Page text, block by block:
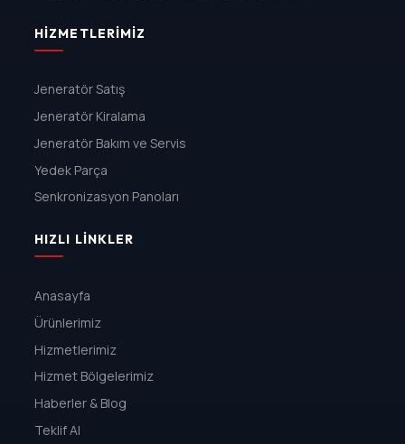
HIZMETLERIMIZ
Jeneratör Satış
Jeneratör Kiralama
Jeneratör Bakım ve Servis
Yedek Parça
Senkronizasyon Panoları
HIZLI LINKLER
Anasayfa
Ürünlerimiz
Hizmetlerimiz
Hizmet Bölgelerimiz
Haberler & Blog
Teklif Al